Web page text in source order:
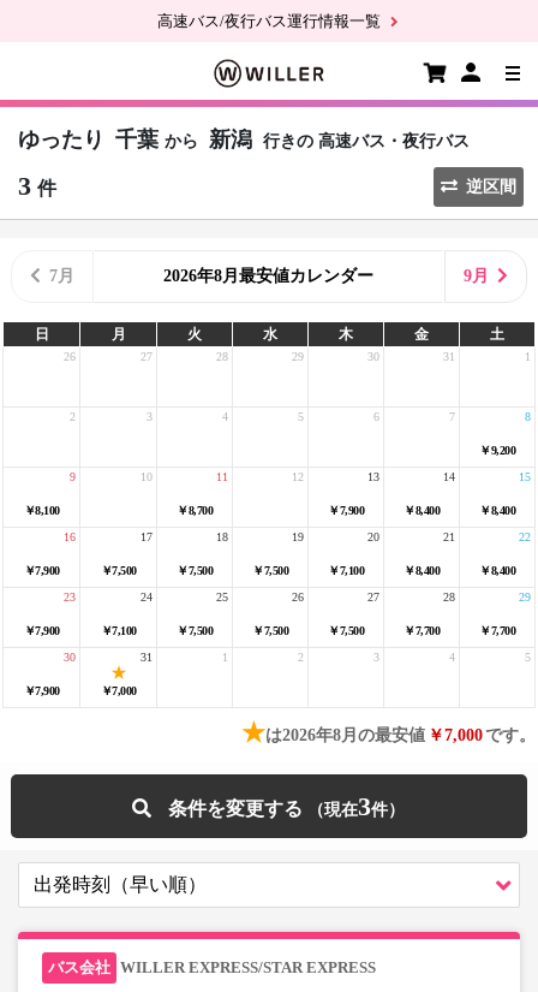
高速バス/夜行バス運行情報一覧
ゆったり 千葉 から 新潟 行きの 高速バス・夜行バス
3 件 逆区間
7月 2026年8月最安値カレンダー 9月
日 月 火 水 木 金 土
26 27 28 29 30 31 1
2 3 4 5 6 7
￥9,200
8
￥8,100
9 10
￥8,700
11 12
￥7,900
13
￥8,400
14
￥8,400
15
￥7,900
16
￥7,500
17
￥7,500
18
￥7,500
19
￥7,100
20
￥8,400
21
￥8,400
22
￥7,900
23
￥7,100
24
￥7,500
25
￥7,500
26
￥7,500
27
￥7,700
28
￥7,700
29
￥7,900
30
￥7,000
31 1 2 3 4 5
★は2026年8月の最安値 ￥7,000です。
条件を変更する 3
WILLER EXPRESS/STAR EXPRESS